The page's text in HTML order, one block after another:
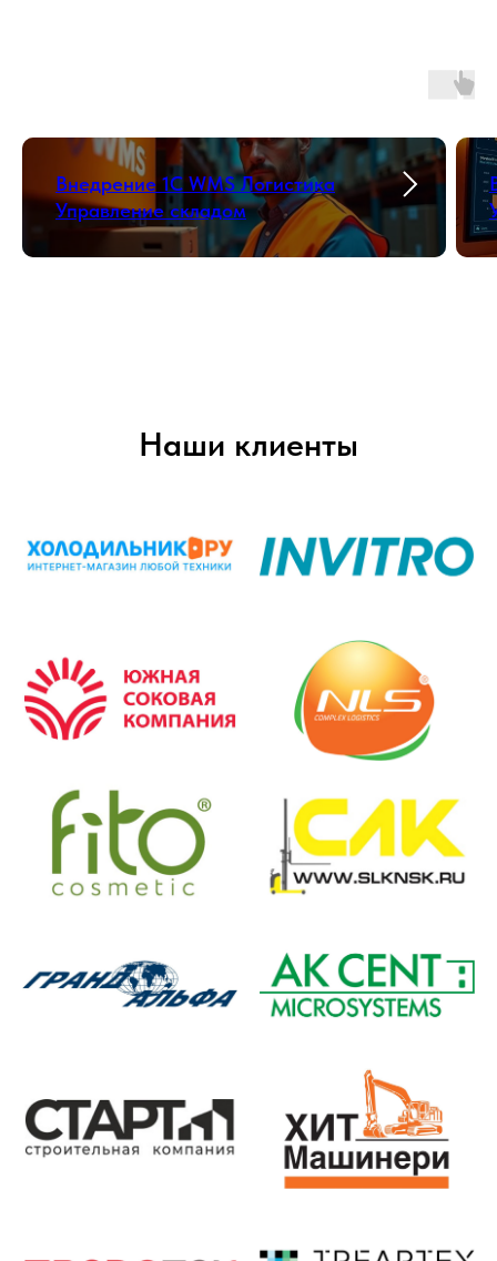
Внедрение 1С WMS Логистика
Управление складом
Наши клиенты